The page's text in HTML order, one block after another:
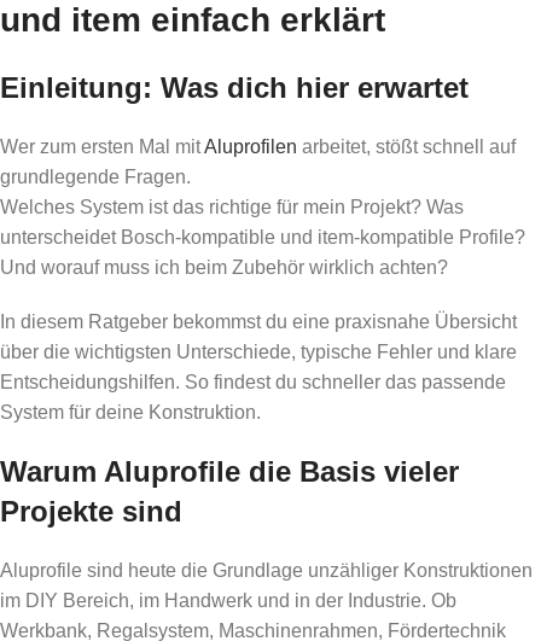
und item einfach erklärt
Einleitung: Was dich hier erwartet
Wer zum ersten Mal mitAluprofilen arbeitet, stößt schnell auf
grundlegende Fragen.
Welches System ist das richtige für mein Projekt? Was
unterscheidet Bosch-kompatible und item-kompatible Profile?
Und worauf muss ich beim Zubehör wirklich achten?
In diesem Ratgeber bekommst du eine praxisnahe Übersicht
über die wichtigsten Unterschiede, typische Fehler und klare
Entscheidungshilfen. So findest du schneller das passende
System für deine Konstruktion.
Warum Aluprofile die Basis vieler
Projekte sind
Aluprofile sind heute die Grundlage unzähliger Konstruktionen
im DIY Bereich, im Handwerk und in der Industrie. Ob
Werkbank, Regalsystem, Maschinenrahmen, Fördertechnik